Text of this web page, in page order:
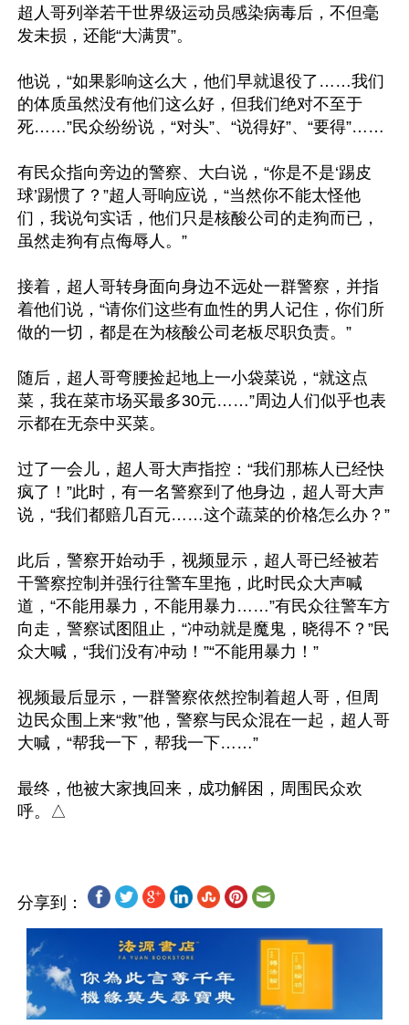
超人哥列举若干世界级运动员感染病毒后，不但毫
发未损，还能“大满贯”。
他说，“如果影响这么大，他们早就退役了……我们
的体质虽然没有他们这么好，但我们绝对不至于
死……”民众纷纷说，“对头”、“说得好”、“要得”……
有民众指向旁边的警察、大白说，“你是不是‘踢皮
球’踢惯了？”超人哥响应说，“当然你不能太怪他
们，我说句实话，他们只是核酸公司的走狗而已，
虽然走狗有点侮辱人。”
接着，超人哥转身面向身边不远处一群警察，并指
着他们说，“请你们这些有血性的男人记住，你们所
做的一切，都是在为核酸公司老板尽职负责。”
随后，超人哥弯腰捡起地上一小袋菜说，“就这点
菜，我在菜市场买最多30元……”周边人们似乎也表
示都在无奈中买菜。
过了一会儿，超人哥大声指控：“我们那栋人已经快
疯了！”此时，有一名警察到了他身边，超人哥大声
说，“我们都赔几百元……这个蔬菜的价格怎么办？”
此后，警察开始动手，视频显示，超人哥已经被若
干警察控制并强行往警车里拖，此时民众大声喊
道，“不能用暴力，不能用暴力……”有民众往警车方
向走，警察试图阻止，“冲动就是魔鬼，晓得不？”民
众大喊，“我们没有冲动！”“不能用暴力！”
视频最后显示，一群警察依然控制着超人哥，但周
边民众围上来“救”他，警察与民众混在一起，超人哥
大喊，“帮我一下，帮我一下……”
最终，他被大家拽回来，成功解困，周围民众欢
分享到：